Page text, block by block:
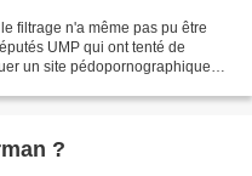
filtrage n'a même pas pu être
UMP qui ont tenté de
un site pédopornographique
?